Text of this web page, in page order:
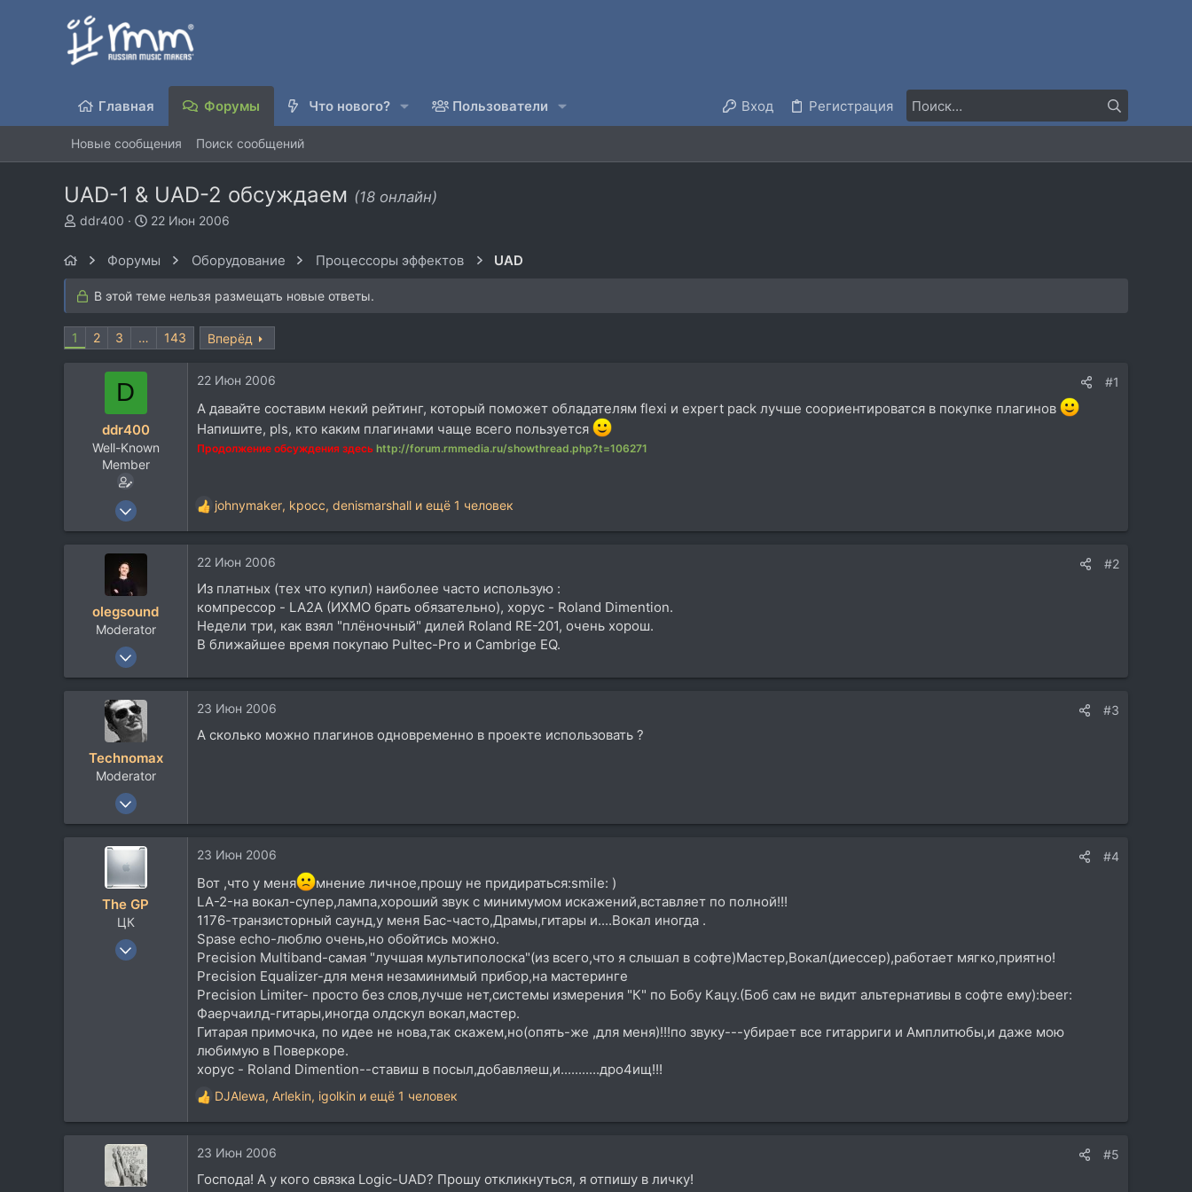
Главная Форумы Что нового? Пользователи Вход Регистрация
Новые сообщения Поиск сообщений
UAD-1 & UAD-2 обсуждаем (18 онлайн)
А
р
т
ы
ddr400
Д
а
а
л
22 Июн 2006
Форумы Оборудование Процессоры эффектов UAD
В этой теме нельзя размещать новые ответы.
1 2 3 … 143 Вперёд
D
ddr400
Well-Known
Member
8 Июн 2005
22 Июн 2006 #1
А давайте составим некий рейтинг, который поможет обладателям flexi и expert pack лучше соориентироватся в покупке плагинов
Напишите, pls, кто каким плагинами чаще всего пользуется
Продолжение обсуждения здесь http://forum.rmmedia.ru/showthread.php?t=106271
Р
е
к
и
и
:
johnymaker, kpocc, denismarshall и ещё 1 человек
olegsound
Moderator
4 Май 2004
22 Июн 2006 #2
Из платных (тех что купил) наиболее часто использую :
компрессор - LA2A (ИХМО брать обязательно), хорус - Roland Dimention.
Недели три, как взял "плёночный" дилей Roland RE-201, очень хорош.
В ближайшее время покупаю Pultec-Pro и Cambrige EQ.
Technomax
Moderator
26 Дек 2002
Питер
23 Июн 2006 #3
А сколько можно плагинов одновременно в проекте использовать ?
The GP
ЦК
8 Окт 2003
23 Июн 2006 #4
Вот ,что у меня
мнение личное,прошу не придираться:smile: )
LA-2-на вокал-супер,лампа,хороший звук с минимумом искажений,вставляет по полной!!!
1176-транзисторный саунд,у меня Бас-часто,Драмы,гитары и....Вокал иногда .
Spase echo-люблю очень,но обойтись можно.
Precision Multiband-самая "лучшая мультиполоска"(из всего,что я слышал в софте)Мастер,Вокал(диессер),работает мягко,приятно!
Precision Equalizer-для меня незаминимый прибор,на мастеринге
Precision Limiter- просто без слов,лучше нет,системы измерения "К" по Бобу Кацу.(Боб сам не видит альтернативы в софте ему):beer:
Фаерчаилд-гитары,иногда олдскул вокал,мастер.
Гитарая примочка, по идее не нова,так скажем,но(опять-же ,для меня)!!!по звуку---убирает все гитарриги и Амплитюбы,и даже мою
любимую в Поверкоре.
хорус - Roland Dimention--ставиш в посыл,добавляеш,и...........дро4ищ!!!
Р
е
к
и
DJAlewa, Arlekin, igolkin и ещё 1 человек
23 Июн 2006 #5
Господа! А у кого связка Logic-UAD? Прошу откликнуться, я отпишу в личку!